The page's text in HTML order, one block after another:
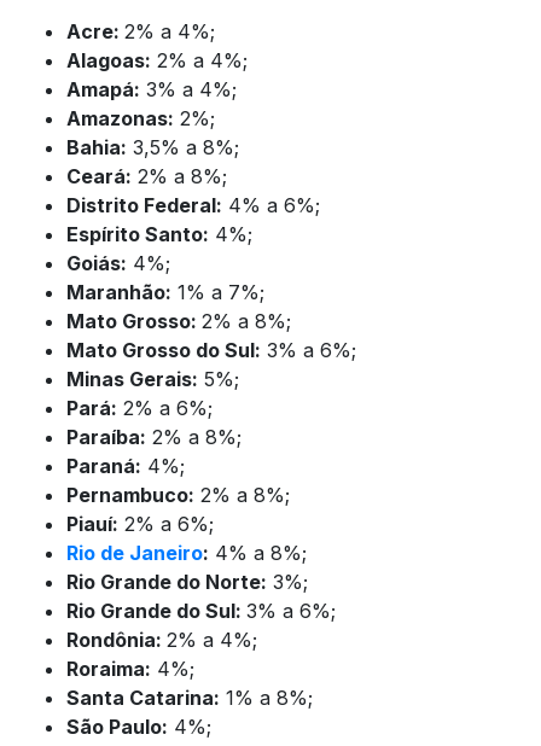
Acre: 2% a 4%;
Alagoas: 2% a 4%;
Amapá: 3% a 4%;
Amazonas: 2%;
Bahia: 3,5% a 8%;
Ceará: 2% a 8%;
Distrito Federal: 4% a 6%;
Espírito Santo: 4%;
Goiás: 4%;
Maranhão: 1% a 7%;
Mato Grosso: 2% a 8%;
Mato Grosso do Sul: 3% a 6%;
Minas Gerais: 5%;
Pará: 2% a 6%;
Paraíba: 2% a 8%;
Paraná: 4%;
Pernambuco: 2% a 8%;
Piauí: 2% a 6%;
Rio de Janeiro: 4% a 8%;
Rio Grande do Norte: 3%;
Rio Grande do Sul: 3% a 6%;
Rondônia: 2% a 4%;
Roraima: 4%;
Santa Catarina: 1% a 8%;
São Paulo: 4%;